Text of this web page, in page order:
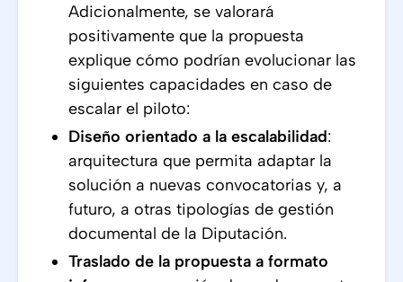
Adicionalmente, se valorará
positivamente que la propuesta
explique cómo podrían evolucionar las
siguientes capacidades en caso de
escalar el piloto:
Diseño orientado a la escalabilidad:
arquitectura que permita adaptar la
solución a nuevas convocatorias y, a
futuro, a otras tipologías de gestión
documental de la Diputación.
Traslado de la propuesta a formato